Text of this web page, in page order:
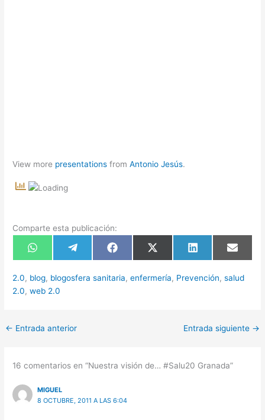
View more presentations fromAntonio Jesús.
Comparte esta publicación:
Compartir
en
Compartir
en
Compartir
en
Compartir
en
(Twitter)
Compartir
en
en
2.0, blog, blogosfera sanitaria,enfermería, Prevención,salud
2.0,web 2.0
← Entrada anterior Entrada siguiente →
16 comentarios en “Nuestra visión de… #Salu20 Granada”
MIGUEL
8 OCTUBRE, 2011 A LAS 6:04